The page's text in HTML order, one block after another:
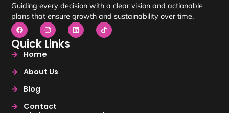
Guiding every decision with a clear vision and actionable
plans that ensure growth and sustainability over time.
Quick Links
Home
About Us
Blog
Contact